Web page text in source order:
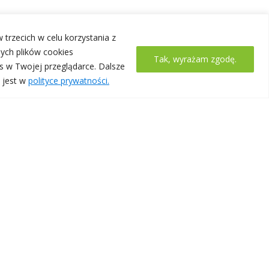
trzecich w celu korzystania z
plików cookies
w Twojej przeglądarce. Dalsze
jest w polityce prywatności.
Tak, wyrażam zgodę.